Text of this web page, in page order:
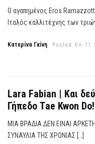
Ο αγαπημένος Eros
Ιταλός καλλιτέχνης των
Κατερίνα Γκίνη Posted On 11
Lara Fabian | Και
Γήπεδο Τae Kwon Do!
ΜΙΑ ΒΡΑΔΙΑ ΔΕΝ ΕΙΝΑΙ
ΣΥΝΑΥΛΙΑ ΤΗΣ ΧΡΟΝΙΑΣ […]